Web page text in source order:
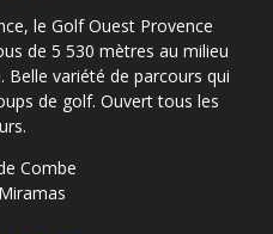
le Golf Ouest Provence
de 5 530 mètres au milieu
Belle variété de parcours qui
de golf. Ouvert tous les
Combe